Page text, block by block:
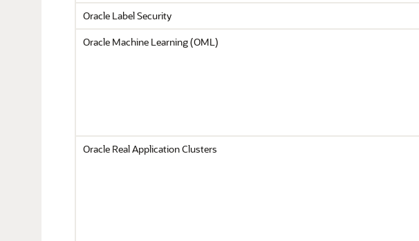
Oracle Label Security
Oracle Machine Learning (OML)
Oracle Real Application Clusters